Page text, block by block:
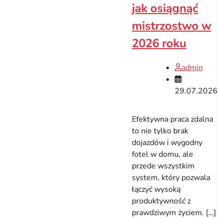
jak osiągnąć
mistrzostwo w
2026 roku
admin
29.07.2026
Efektywna praca zdalna
to nie tylko brak
dojazdów i wygodny
fotel w domu, ale
przede wszystkim
system, który pozwala
łączyć wysoką
produktywność z
prawdziwym życiem. […]